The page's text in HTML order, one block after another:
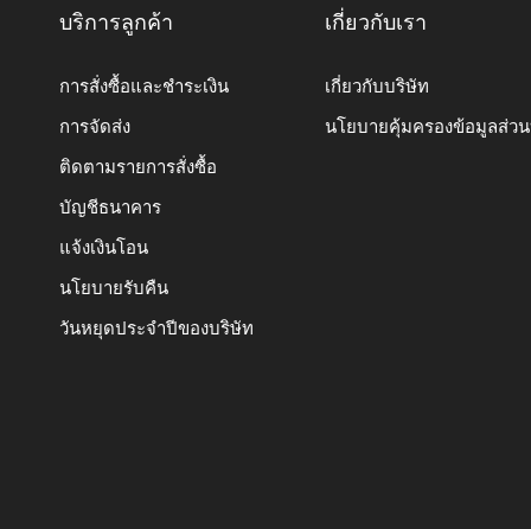
บริการลูกค้า
การสั่งซื้อและชำระเงิน
การจัดส่ง
ติดตามรายการสั่งซื้อ
บัญชีธนาคาร
แจ้งเงินโอน
นโยบายรับคืน
วันหยุดประจำปีของบริษัท
เกี่ยวกับเรา
เกี่ยวกับบริษัท
นโยบายคุ้มครองข้อมูลส่ว